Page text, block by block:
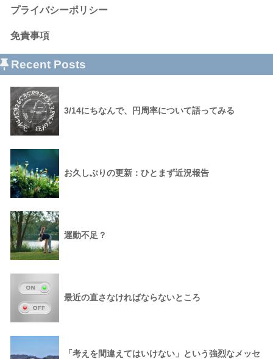
プライバシーポリシー
免責事項
Recent Posts
3/14にちなんで、円周率について語ってみる
お久しぶりの更新：ひとまず近況報告
運動不足？
最近の直さなければならないところ
「考えを間違えてはいけない」という強烈なメッセ